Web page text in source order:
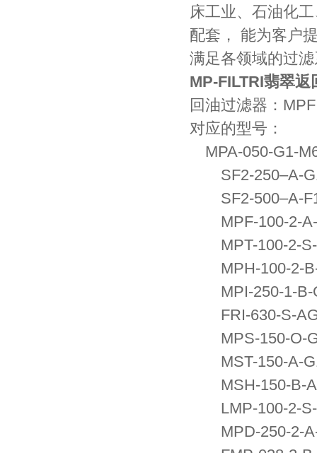
床工业、石油化
配套， 能为客户
满足各领域的过
MP-FILTRI翡翠
回油过滤器：
对应的型号：
MPA-050-G1-
SF2-250–A-
SF2-500–A-
MPF-100-2-A-
MPT-100-2-S-
MPH-100-2-B-
MPI-250-1-B-
FRI-630-S-
MPS-150-O-
MST-150-A-
MSH-150-B-
LMP-100-2-S-
MPD-250-2-A-